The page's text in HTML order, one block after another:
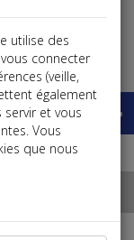
utilise des
connecter
(veille,
également
et vous
Vous
que nous